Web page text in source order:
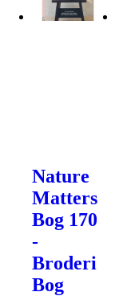
Nature
Matters
Bog 170
-
Broderi
Bog